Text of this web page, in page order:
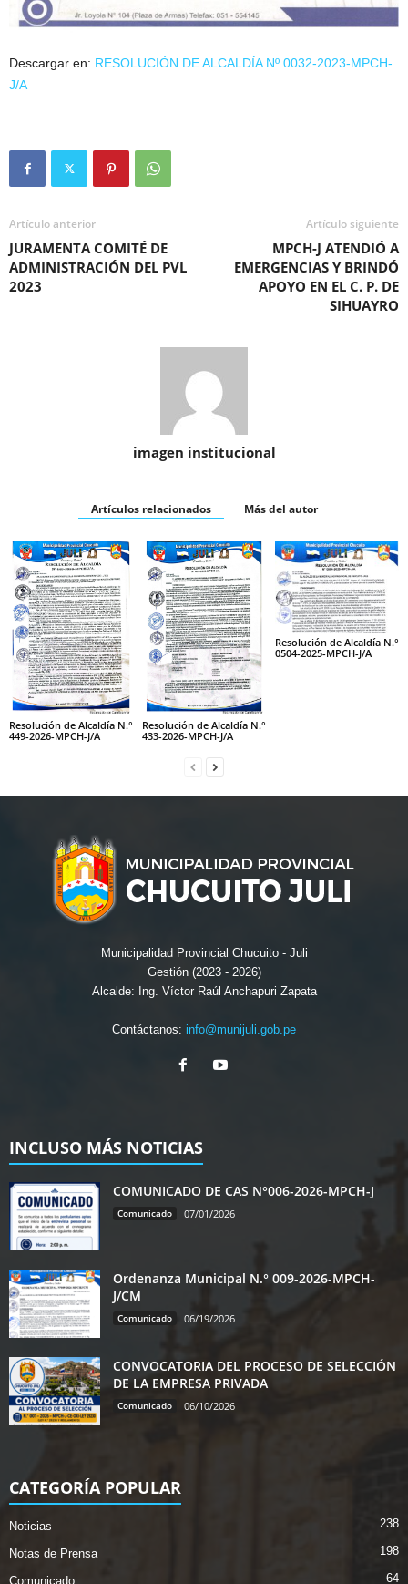
Descargar en: RESOLUCIÓN DE ALCALDÍA Nº 0032-2023-MPCH-
J/A
Artículo anterior
JURAMENTA COMITÉ DE
ADMINISTRACIÓN DEL PVL
2023
Artículo siguiente
MPCH-J ATENDIÓ A
EMERGENCIAS Y BRINDÓ
APOYO EN EL C. P. DE
SIHUAYRO
imagen institucional
Artículos relacionados Más del autor
Resolución de Alcaldía N.°
449-2026-MPCH-J/A
Resolución de Alcaldía N.°
433-2026-MPCH-J/A
Resolución de Alcaldía N.°
0504-2025-MPCH-J/A
Municipalidad Provincial Chucuito - Juli
Gestión (2023 - 2026)
Alcalde: Ing. Víctor Raúl Anchapuri Zapata
Contáctanos: info@munijuli.gob.pe
INCLUSO MÁS NOTICIAS
COMUNICADO DE CAS N°006-2026-MPCH-J
Comunicado 07/01/2026
Ordenanza Municipal N.° 009-2026-MPCH-
J/CM
Comunicado 06/19/2026
CONVOCATORIA DEL PROCESO DE SELECCIÓN
DE LA EMPRESA PRIVADA
Comunicado 06/10/2026
CATEGORÍA POPULAR
Noticias 238
Notas de Prensa 198
Comunicado 64